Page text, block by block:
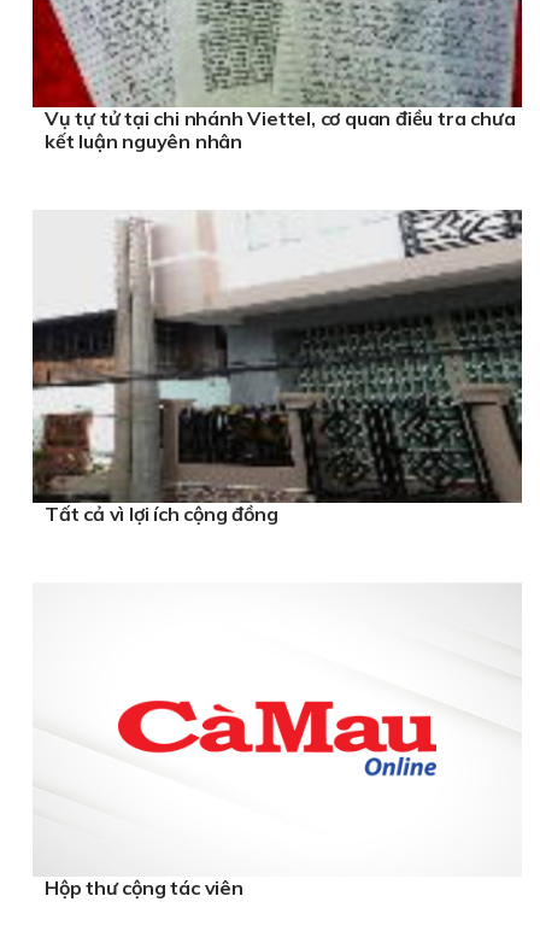
Vụ tự tử tại chi nhánh Viettel, cơ quan điều tra chưa
kết luận nguyên nhân
Tất cả vì lợi ích cộng đồng
Hộp thư cộng tác viên